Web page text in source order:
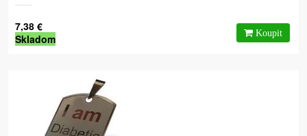
7,38 €
Skladom